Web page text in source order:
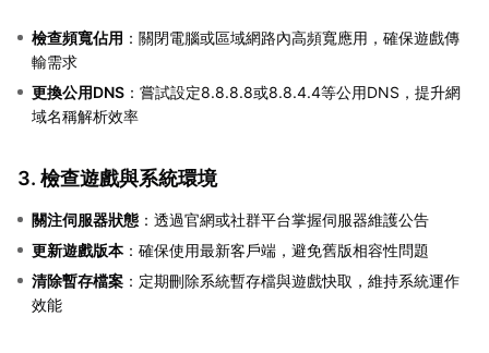
檢查頻寬佔用 ：關閉電腦或區域網路內高頻寬應用，確保遊戲傳
輸需求
更換公用DNS ：嘗試設定8.8.8.8或8.8.4.4等公用DNS，提升網
域名稱解析效率
3. 檢查遊戲與系統環境
關注伺服器狀態 ：透過官網或社群平台掌握伺服器維護公告
更新遊戲版本：確保使用最新客戶端，避免舊版相容性問題
清除暫存檔案 ：定期刪除系統暫存檔與遊戲快取，維持系統運作
效能